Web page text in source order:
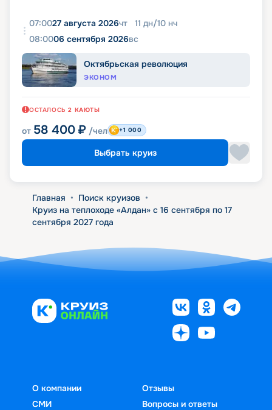
07:0027 августа 2026чт 11 дн/10 нч
08:0006 сентября 2026вс
Октябрьская революция
ЭКОНОМ
ОСТАЛОСЬ 2 КАЮТЫ
от 58 400 ₽ /чел +1 000
Выбрать круиз
Главная • Поиск круизов •
Круиз на теплоходе «Алдан» с 16 сентября по 17
сентября 2027 года
О компании
СМИ
Отзывы
Вопросы и ответы